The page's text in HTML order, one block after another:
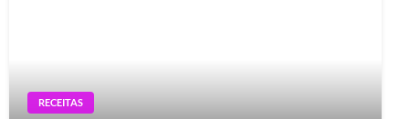
RECEITAS